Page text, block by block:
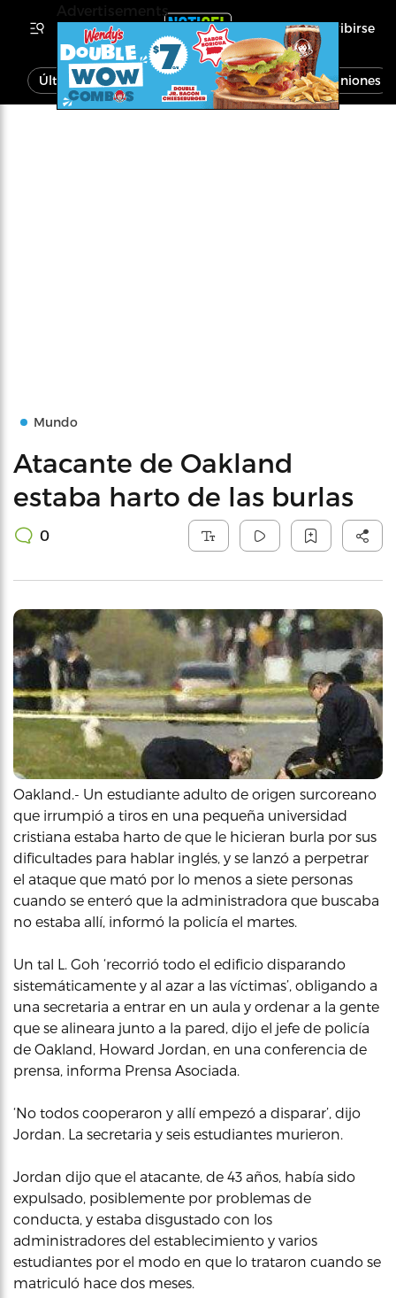
Inscribirse
Última Hora Noticias Economía Opiniones
Mundo
Atacante de Oakland
estaba harto de las burlas
0
Oakland.- Un estudiante adulto de origen surcoreano
que irrumpió a tiros en una pequeña universidad
cristiana estaba harto de que le hicieran burla por sus
dificultades para hablar inglés, y se lanzó a perpetrar
el ataque que mató por lo menos a siete personas
cuando se enteró que la administradora que buscaba
no estaba allí, informó la policía el martes.
Un tal L. Goh ‘recorrió todo el edificio disparando
sistemáticamente y al azar a las víctimas’, obligando a
una secretaria a entrar en un aula y ordenar a la gente
que se alineara junto a la pared, dijo el jefe de policía
de Oakland, Howard Jordan, en una conferencia de
prensa, informa Prensa Asociada.
‘No todos cooperaron y allí empezó a disparar’, dijo
Jordan. La secretaria y seis estudiantes murieron.
Jordan dijo que el atacante, de 43 años, había sido
expulsado, posiblemente por problemas de
conducta, y estaba disgustado con los
administradores del establecimiento y varios
estudiantes por el modo en que lo trataron cuando se
matriculó hace dos meses.
Advertisements